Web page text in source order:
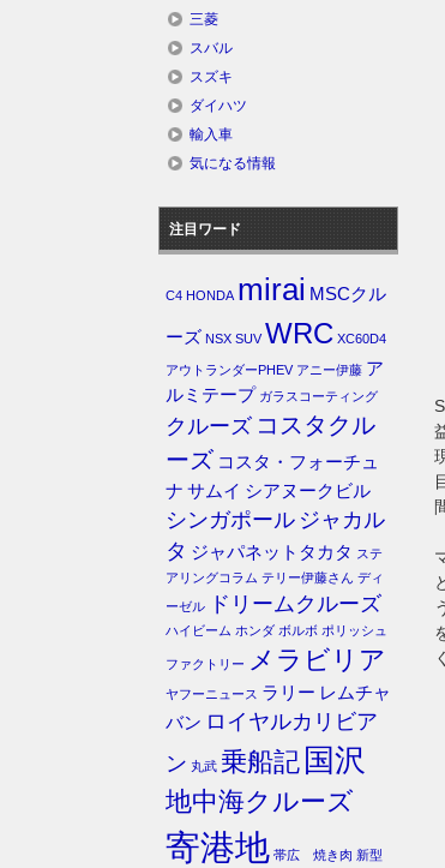
三菱
スバル
スズキ
ダイハツ
輸入車
気になる情報
注目ワード
C4 HONDA mirai MSCクル
ーズ NSX SUV WRC XC60D4
アウトランダーPHEV アニー伊藤 ア
ルミテープ ガラスコーティング
クルーズ コスタクル
ーズ コスタ・フォーチュ
ナ サムイ シアヌークビル
シンガポール ジャカル
タ ジャパネットタカタ ステ
アリングコラム テリー伊藤さん ディ
ーゼル
ドリームクルーズ
ハイビーム ホンダ ボルボ ポリッシュ
ファクトリー メラビリア
ヤフーニュース ラリー レムチャ
バン ロイヤルカリビア
ン 丸武 乗船記 国沢
地中海クルーズ
寄港地 帯広 焼き肉 新型